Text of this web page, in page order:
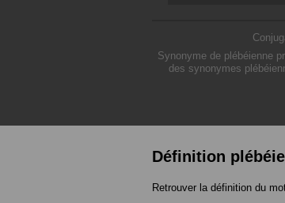
Synonyme de plébéienne
des synonymes
Définition
Retrouver la définition du